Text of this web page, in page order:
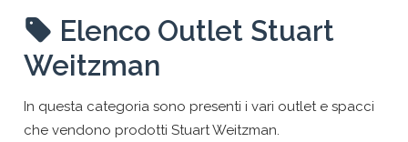
Elenco Outlet Stuart
Weitzman
In questa categoria sono presenti i vari outlet e spacci
che vendono prodotti Stuart Weitzman.